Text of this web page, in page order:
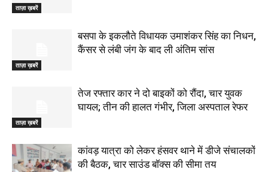
ताज़ा ख़बरें
ताज़ा ख़बरें
बसपा के इकलौते विधायक उमाशंकर सिंह का निधन,
कैंसर से लंबी जंग के बाद ली अंतिम सांस
ताज़ा ख़बरें
तेज रफ्तार कार ने दो बाइकों को रौंदा, चार युवक
घायल; तीन की हालत गंभीर, जिला अस्पताल रेफर
कांवड़ यात्रा को लेकर हंसवर थाने में डीजे संचालकों
की बैठक, चार साउंड बॉक्स की सीमा तय